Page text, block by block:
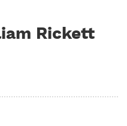
Rickett